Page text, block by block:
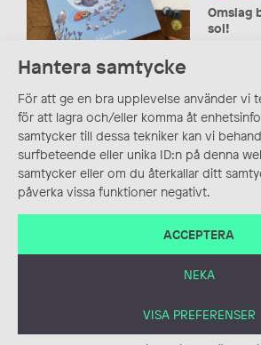
Hantera samtycke
För att ge en bra upplevelse använder vi
för att lagra och/eller komma åt
samtycker till dessa tekniker kan vi
surfbeteende eller unika ID:n på denna
samtycker eller om du återkallar ditt
påverka vissa funktioner negativt.
ACCEPTERA
NEKA
VISA PREFERENSER
Omslag
sol!
Akvarell, Bokillustration,
Bokomslag, Digitalt,
Illustration
2D,
Illustration